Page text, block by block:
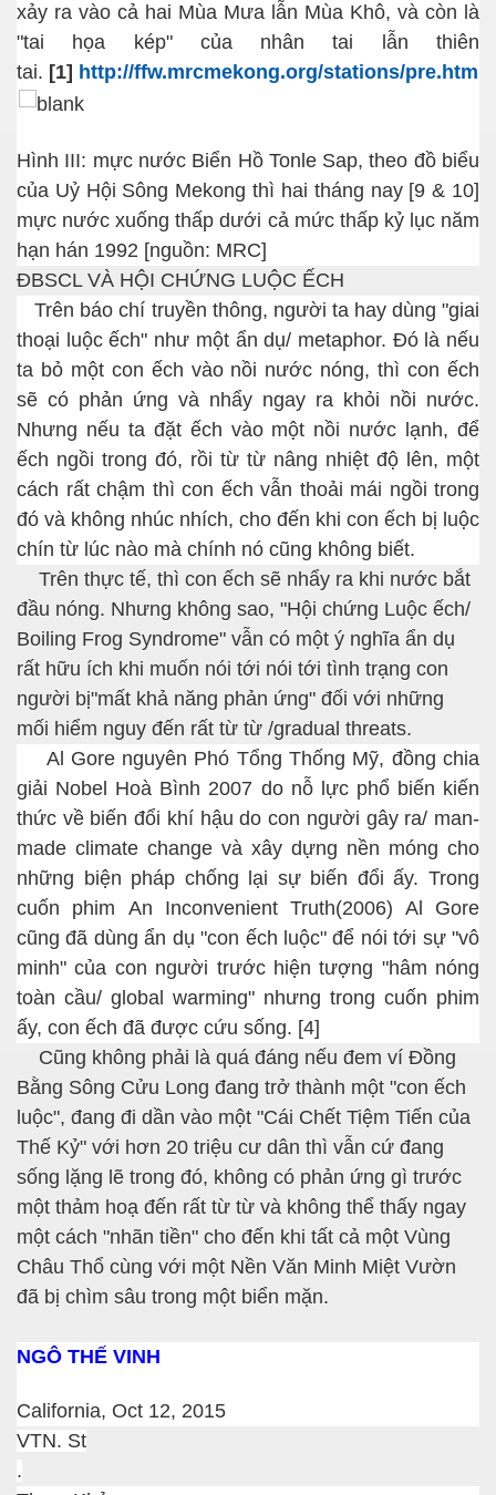
xảy ra vào cả hai Mùa Mưa lẫn Mùa Khô, và còn là
"tai họa kép" của nhân tai lẫn thiên
tai. [1] http://ffw.mrcmekong.org/stations/pre.htm
Hình III: mực nước Biển Hồ Tonle Sap, theo đồ biểu
của Uỷ Hội Sông Mekong thì hai tháng nay [9 & 10]
mực nước xuống thấp dưới cả mức thấp kỷ lục năm
hạn hán 1992 [nguồn: MRC]
ĐBSCL VÀ HỘI CHỨNG LUỘC ẾCH
Trên báo chí truyền thông, người ta hay dùng"giai
thoại luộc ếch" như một ẩn dụ/ metaphor. Đó là nếu
ta bỏ một con ếch vào nồi nước nóng, thì con ếch
sẽ có phản ứng và nhẩy ngay ra khỏi nồi nước.
Nhưng nếu ta đặt ếch vào một nồi nước lạnh, để
ếch ngồi trong đó, rồi từ từ nâng nhiệt độ lên, một
cách rất chậm thì con ếch vẫn thoải mái ngồi trong
đó và không nhúc nhích, cho đến khi con ếch bị luộc
chín từ lúc nào mà chính nó cũng không biết.
Trên thực tế, thì con ếch sẽ nhẩy ra khi nước bắt
đầu nóng. Nhưng không sao, "Hội chứng Luộc ếch/
Boiling Frog Syndrome" vẫn có một ý nghĩa ẩn dụ
rất hữu ích khi muốn nói tới nói tới tình trạng con
người bị"mất khả năng phản ứng" đối với những
mối hiểm nguy đến rất từ từ /gradual threats.
Al Gore nguyên Phó Tổng Thống Mỹ, đồng chia
giải Nobel Hoà Bình 2007 do nỗ lực phổ biến kiến
thức về biến đổi khí hậu do con người gây ra/ man-
made climate change và xây dựng nền móng cho
những biện pháp chống lại sự biến đổi ấy. Trong
cuốn phim An Inconvenient Truth(2006) Al Gore
cũng đã dùng ẩn dụ "con ếch luộc" để nói tới sự "vô
minh" của con người trước hiện tượng "hâm nóng
toàn cầu/ global warming" nhưng trong cuốn phim
ấy, con ếch đã được cứu sống. [4]
Cũng không phải là quá đáng nếu đem ví Đồng
Bằng Sông Cửu Long đang trở thành một "con ếch
luộc", đang đi dần vào một "Cái Chết Tiệm Tiến của
Thế Kỷ" với hơn 20 triệu cư dân thì vẫn cứ đang
sống lặng lẽ trong đó, không có phản ứng gì trước
một thảm hoạ đến rất từ từ và không thể thấy ngay
một cách "nhãn tiền" cho đến khi tất cả một Vùng
Châu Thổ cùng với một Nền Văn Minh Miệt Vườn
đã bị chìm sâu trong một biển mặn.
NGÔ THẾ VINH
California, Oct 12, 2015
VTN. St
.